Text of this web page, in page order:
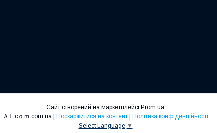
Сайт створений на маркетплейсі Prom.ua
ＡＬcｏｍ.com.ua | Поскаржитися на контент | Політика конфіденційності
Select Language ▼